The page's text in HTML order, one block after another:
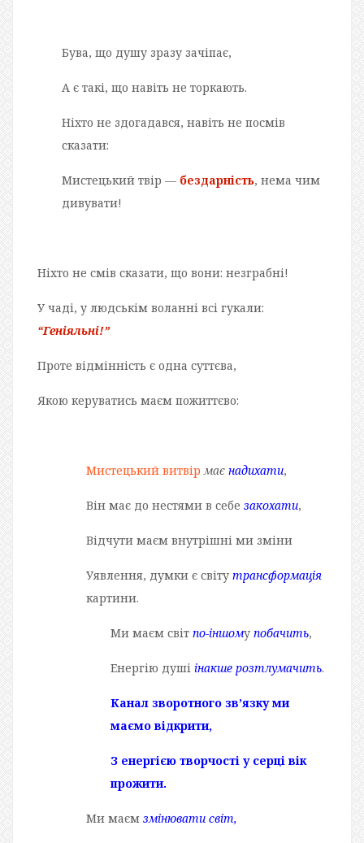
Бува, що душу зразу зачіпає,
А є такі, що навіть не торкають.
Ніхто не здогадався, навіть не посмів
сказати:
Мистецький твір — бездарність, нема чим
дивувати!
Ніхто не смів сказати, що вони: незграбні!
У чаді, у людськім воланні всі гукали:
“Геніяльні!”
Проте відмінність є одна суттєва,
Якою керуватись маєм пожиттєво:
Мистецький витвір має надихати,
Він має до нестями в себе закохати,
Відчути маєм внутрішні ми зміни
Уявлення, думки є світу трансформація
картини.
Ми маєм світ по-іншому побачить,
Енергію душі інакше розтлумачить.
Канал зворотного зв’язку ми
маємо відкрити,
З енергією творчості у серці вік
прожити.
Ми маєм змінювати світ,